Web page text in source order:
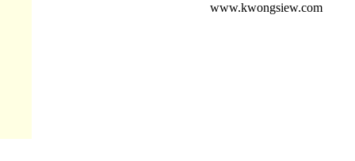
www.kwongsiew.com